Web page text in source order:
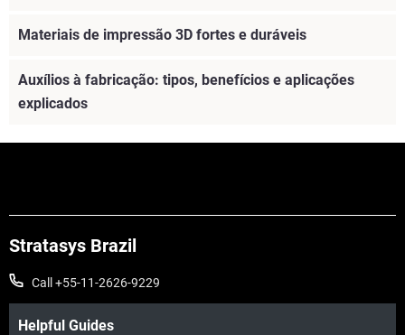
Materiais de impressão 3D fortes e duráveis
Auxílios à fabricação: tipos, benefícios e aplicações
explicados
Stratasys Brazil
Call +55-11-2626-9229
Helpful Guides